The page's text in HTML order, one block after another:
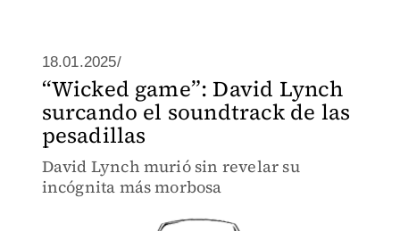
18.01.2025/
“Wicked game”: David Lynch
surcando el soundtrack de las
pesadillas
David Lynch murió sin revelar su
incógnita más morbosa